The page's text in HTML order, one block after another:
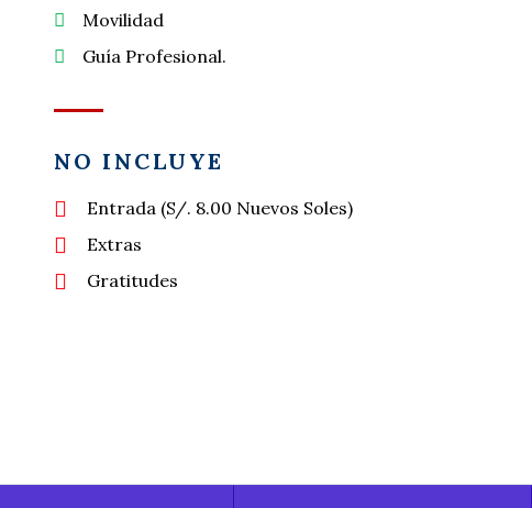
Movilidad
Guía Profesional.
NO INCLUYE
Entrada (S/. 8.00 Nuevos Soles)
Extras
Gratitudes